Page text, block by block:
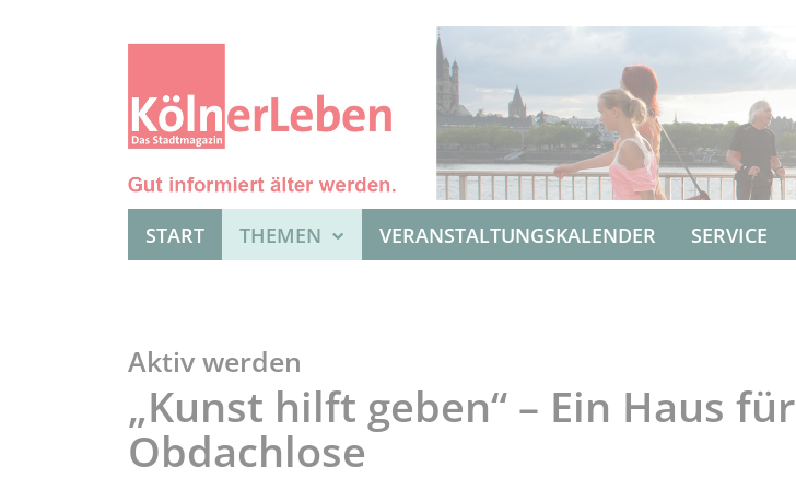
START THEMEN VERANSTALTUNGSKALENDER SERVICE
Aktiv werden
„Kunst hilft geben“ – Ein Haus für
Obdachlose